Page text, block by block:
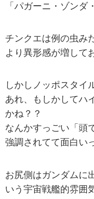
「パガーニ・ゾンダ
チンクエは例の虫み
より異形感が増して
しかしノッポスタイ
あれ、もしかしてハ
かね？？
なんかすっごい「頭
強調されてて面白い
お尻側はガンダムに
いう宇宙戦艦的雰囲